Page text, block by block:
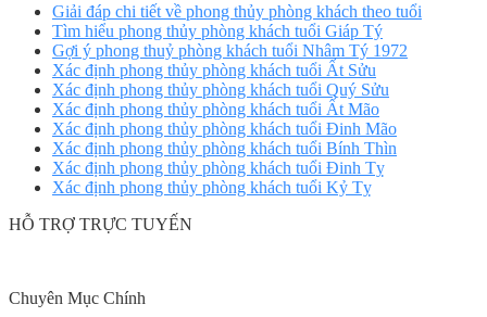
Giải đáp chi tiết về phong thủy phòng khách theo tuổi
Tìm hiểu phong thủy phòng khách tuổi Giáp Tý
Gợi ý phong thuỷ phòng khách tuổi Nhâm Tý 1972
Xác định phong thủy phòng khách tuổi Ất Sửu
Xác định phong thủy phòng khách tuổi Quý Sửu
Xác định phong thủy phòng khách tuổi Ất Mão
Xác định phong thủy phòng khách tuổi Đinh Mão
Xác định phong thủy phòng khách tuổi Bính Thìn
Xác định phong thủy phòng khách tuổi Đinh Tỵ
Xác định phong thủy phòng khách tuổi Kỷ Tỵ
HỖ TRỢ TRỰC TUYẾN
Chuyên Mục Chính